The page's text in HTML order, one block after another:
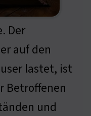
Der
auf den
lastet, ist
Betroffenen
und